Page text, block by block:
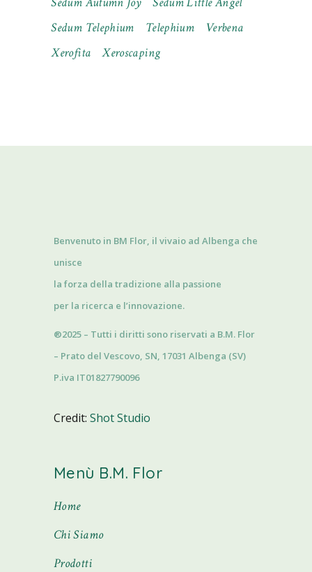
Sedum Telephium
Telephium
Verbena
Xerofita
Xeroscaping
Benvenuto in BM Flor, il vivaio ad Albenga che
unisce
la forza della tradizione alla passione
per la ricerca e l’innovazione.
®2025 – Tutti i diritti sono riservati a B.M. Flor
– Prato del Vescovo, SN, 17031 Albenga (SV)
P.iva IT01827790096
Credit:Shot Studio
Menù B.M. Flor
Home
Chi Siamo
Prodotti